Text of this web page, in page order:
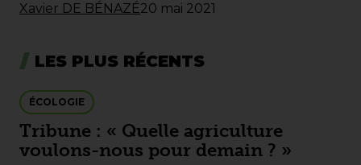
Xavier DE BÉNAZÉ20 mai 2021
LES PLUS RÉCENTS
ÉCOLOGIE
Tribune : « Quelle agriculture
voulons-nous pour demain ? »